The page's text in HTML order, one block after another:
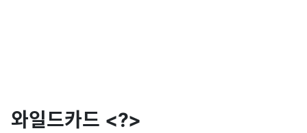
와일드카드 <?>